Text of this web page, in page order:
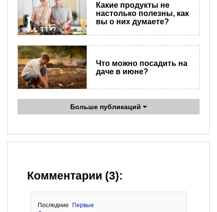
Какие продукты не
настолько полезны, как
вы о них думаете?
Что можно посадить на
даче в июне?
Больше публикаций
Комментарии (3):
Последние
Первые